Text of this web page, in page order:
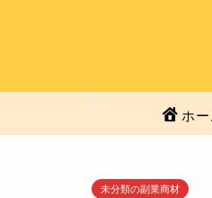
ホー
未分類の副業商材